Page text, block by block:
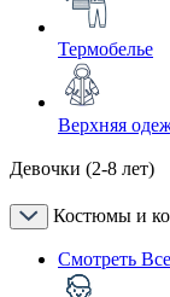
Термобелье
Верхняя
Девочки (2-8 лет)
Костюмы и
Смотреть